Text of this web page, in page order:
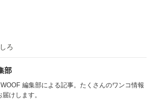
ろ
部
編集部による記事。たくさんのワンコ情報
届けします。